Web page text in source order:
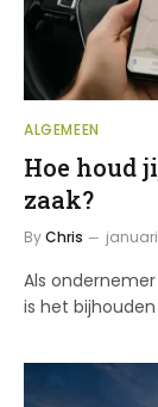
ALGEMEEN
Hoe houd
zaak?
ByChris
Als
is het